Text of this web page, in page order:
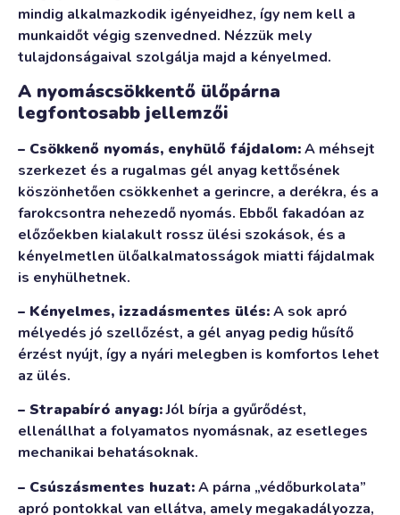
mindig alkalmazkodik igényeidhez, így nem kell a
munkaidőt végig szenvedned. Nézzük mely
tulajdonságaival szolgálja majd a kényelmed.
A nyomáscsökkentő ülőpárna
legfontosabb jellemzői
– Csökkenő nyomás, enyhülő fájdalom:A méhsejt
szerkezet és a rugalmas gél anyag kettősének
köszönhetően csökkenhet a gerincre, a derékra, és a
farokcsontra nehezedő nyomás. Ebből fakadóan az
előzőekben kialakult rossz ülési szokások, és a
kényelmetlen ülőalkalmatosságok miatti fájdalmak
is enyhülhetnek.
– Kényelmes, izzadásmentes ülés:A sok apró
mélyedés jó szellőzést, a gél anyag pedig hűsítő
érzést nyújt, így a nyári melegben is komfortos lehet
az ülés.
– Strapabíró anyag:Jól bírja a gyűrődést,
ellenállhat a folyamatos nyomásnak, az esetleges
mechanikai behatásoknak.
– Csúszásmentes huzat:A párna „védőburkolata”
apró pontokkal van ellátva, amely megakadályozza,